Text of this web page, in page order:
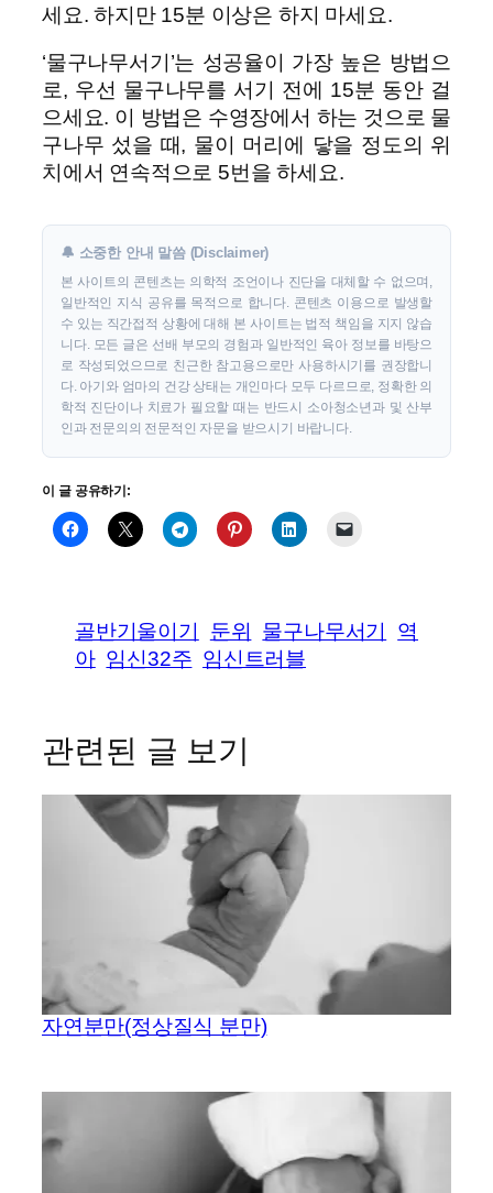
세요. 하지만 15분 이상은 하지 마세요.
‘물구나무서기’는 성공율이 가장 높은 방법으
로, 우선 물구나무를 서기 전에 15분 동안 걸
으세요. 이 방법은 수영장에서 하는 것으로 물
구나무 섰을 때, 물이 머리에 닿을 정도의 위
치에서 연속적으로 5번을 하세요.
🔔 소중한 안내 말씀 (Disclaimer)
본 사이트의 콘텐츠는 의학적 조언이나 진단을 대체할 수 없으며,
일반적인 지식 공유를 목적으로 합니다. 콘텐츠 이용으로 발생할
수 있는 직간접적 상황에 대해 본 사이트는 법적 책임을 지지 않습
니다. 모든 글은 선배 부모의 경험과 일반적인 육아 정보를 바탕으
로 작성되었으므로 친근한 참고용으로만 사용하시기를 권장합니
다. 아기와 엄마의 건강 상태는 개인마다 모두 다르므로, 정확한 의
학적 진단이나 치료가 필요할 때는 반드시 소아청소년과 및 산부
인과 전문의의 전문적인 자문을 받으시기 바랍니다.
이 글 공유하기:
골반기울이기 둔위 물구나무서기
역
아 임신32주 임신트러블
관련된 글 보기
자연분만(정상질식 분만)